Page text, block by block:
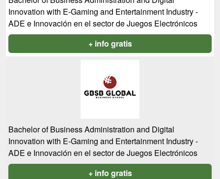
Innovation with E-Gaming and Entertainment Industry -
ADE e Innovación en el sector de Juegos Electrónicos
+ info gratis
Bachelor of Business Administration and Digital
Innovation with E-Gaming and Entertainment Industry -
ADE e Innovación en el sector de Juegos Electrónicos
+ info gratis